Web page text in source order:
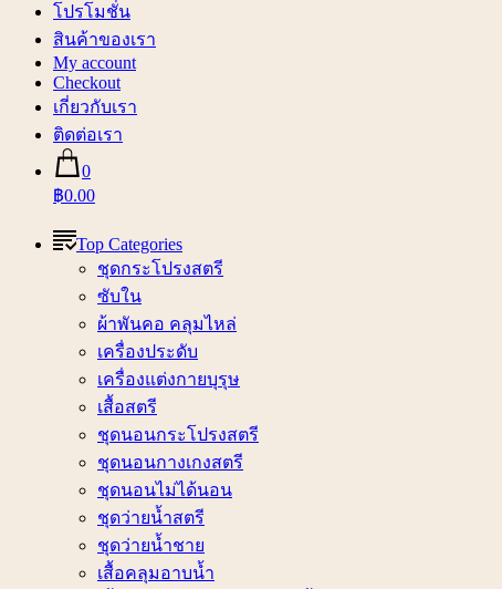
โปรโมชั่น
สินค้าของเรา
My account
Checkout
เกี่ยวกับเรา
ติดต่อเรา
0
฿0.00
Top Categories
ชุดกระโปรงสตรี
ซับใน
ผ้าพันคอ คลุมไหล่
เครื่องประดับ
เครื่องแต่งกายบุรุษ
เสื้อสตรี
ชุดนอนกระโปรงสตรี
ชุดนอนกางเกงสตรี
ชุดนอนไม่ได้นอน
ชุดว่ายน้ำสตรี
ชุดว่ายน้ำชาย
เสื้อคลุมอาบน้ำ